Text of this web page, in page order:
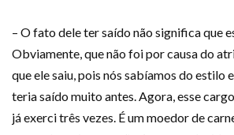
– O fato dele ter saído não significa que
Obviamente, que não foi por causa do
que ele saiu, pois nós sabíamos do estilo
teria saído muito antes. Agora, esse
já exerci três vezes. É um moedor de